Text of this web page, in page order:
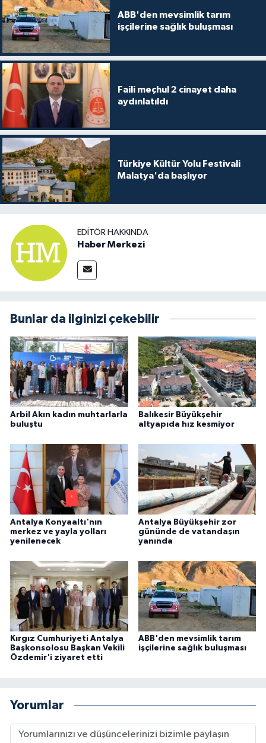
ABB'den mevsimlik tarım
işçilerine sağlık buluşması
Faili meçhul 2 cinayet daha
aydınlatıldı
Türkiye Kültür Yolu Festivali
Malatya'da başlıyor
EDITÖR HAKKINDA
Haber Merkezi
Bunlar da ilginizi çekebilir
Arbil Akın kadın muhtarlarla
buluştu
Balıkesir Büyükşehir
altyapıda hız kesmiyor
Antalya Konyaaltı'nın
merkez ve yayla yolları
yenilenecek
Antalya Büyükşehir zor
gününde de vatandaşın
yanında
Kırgız Cumhuriyeti Antalya
Başkonsolosu Başkan Vekili
Özdemir'i ziyaret etti
ABB'den mevsimlik tarım
işçilerine sağlık buluşması
Yorumlar